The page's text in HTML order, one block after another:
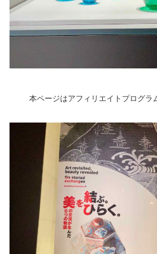
本ページはアフィリエイトプログラ